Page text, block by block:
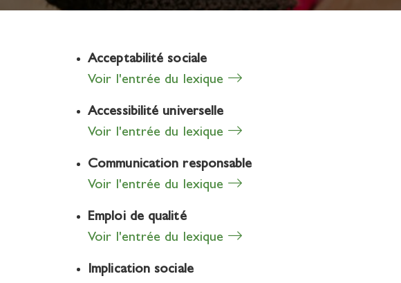
Acceptabilité sociale
Voir l'entrée du lexique
Accessibilité universelle
Voir l'entrée du lexique
Communication responsable
Voir l'entrée du lexique
Emploi de qualité
Voir l'entrée du lexique
Implication sociale